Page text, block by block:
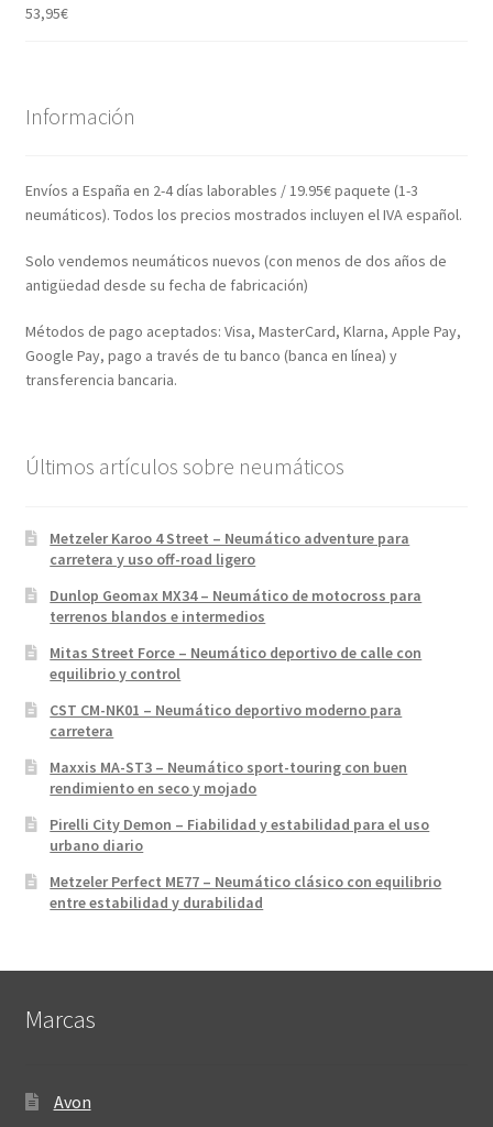
53,95€
Información
Envíos a España en 2-4 días laborables / 19.95€ paquete (1-3
neumáticos). Todos los precios mostrados incluyen el IVA español.
Solo vendemos neumáticos nuevos (con menos de dos años de
antigüedad desde su fecha de fabricación)
Métodos de pago aceptados: Visa, MasterCard, Klarna, Apple Pay,
Google Pay, pago a través de tu banco (banca en línea) y
transferencia bancaria.
Últimos artículos sobre neumáticos
Metzeler Karoo 4 Street – Neumático adventure para
carretera y uso off-road ligero
Dunlop Geomax MX34 – Neumático de motocross para
terrenos blandos e intermedios
Mitas Street Force – Neumático deportivo de calle con
equilibrio y control
CST CM-NK01 – Neumático deportivo moderno para
carretera
Maxxis MA-ST3 – Neumático sport-touring con buen
rendimiento en seco y mojado
Pirelli City Demon – Fiabilidad y estabilidad para el uso
urbano diario
Metzeler Perfect ME77 – Neumático clásico con equilibrio
entre estabilidad y durabilidad
Marcas
Avon